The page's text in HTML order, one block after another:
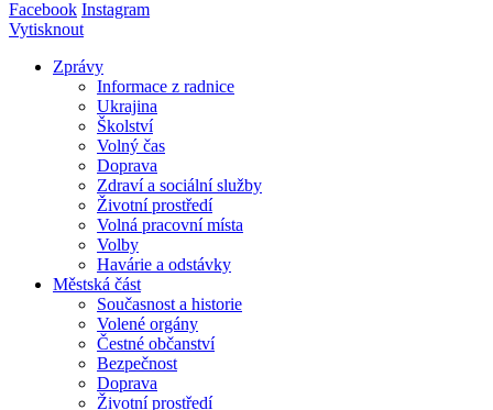
Facebook Instagram
Vytisknout
Zprávy
Informace z radnice
Ukrajina
Školství
Volný čas
Doprava
Zdraví a sociální služby
Životní prostředí
Volná pracovní místa
Volby
Havárie a odstávky
Městská část
Současnost a historie
Volené orgány
Čestné občanství
Bezpečnost
Doprava
Životní prostředí